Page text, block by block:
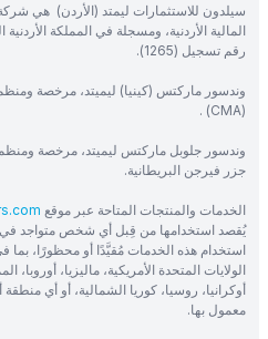
سيلدون للاستثمارات ليمتد (الأردن) هي شركة
المالية الأردنية، ومسجلة في المملكة
رقم تسجيل (1265).
وندسور ماركتس (كينيا) ليميتد، مرخصة
(CMA) .
وندسور جلوبل ماركتس ليميتد، مرخصة
جزر فيرجن البريطانية.
الخدمات والمنتجات المتاحة عبر موقع
يُقصد استخدامها من قِبل أي شخص متواجد في
استخدام هذه الخدمات مُقيَّدًا أو محظورًا، بما
الولايات المتحدة الأمريكية، ماليزيا، أوروبا،
أوكرانيا، روسيا، كوريا الشمالية، أو أي
معمول بها.